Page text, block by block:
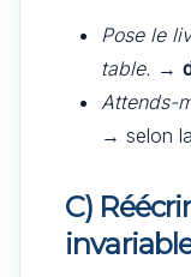
Pose le
table. →
Attends-
→ selon
C)